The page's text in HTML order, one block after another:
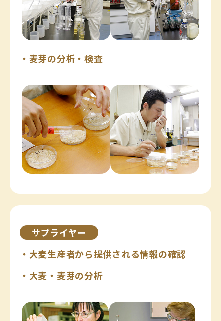
・麦芽の分析・検査
サプライヤー
・大麦生産者から提供される情報の確認
・大麦・麦芽の分析